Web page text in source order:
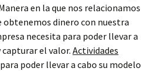
en la que nos relacionamos
obtenemos dinero con nuestra
necesita para poder llevar a
capturar el valor.Actividades
poder llevar a cabo su modelo